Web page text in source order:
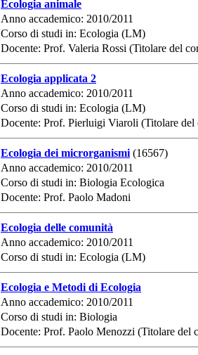
Ecologia animale
Anno accademico: 2010/2011
Corso di studi in: Ecologia (LM)
Docente: Prof. Valeria Rossi (Titolare del
Ecologia applicata 2
Anno accademico: 2010/2011
Corso di studi in: Ecologia (LM)
Docente: Prof. Pierluigi Viaroli (Titolare del
Ecologia dei microrganismi(16567)
Anno accademico: 2010/2011
Corso di studi in: Biologia Ecologica
Docente: Prof. Paolo Madoni
Ecologia delle comunità
Anno accademico: 2010/2011
Corso di studi in: Ecologia (LM)
Ecologia e Metodi di Ecologia
Anno accademico: 2010/2011
Corso di studi in: Biologia
Docente: Prof. Paolo Menozzi (Titolare del